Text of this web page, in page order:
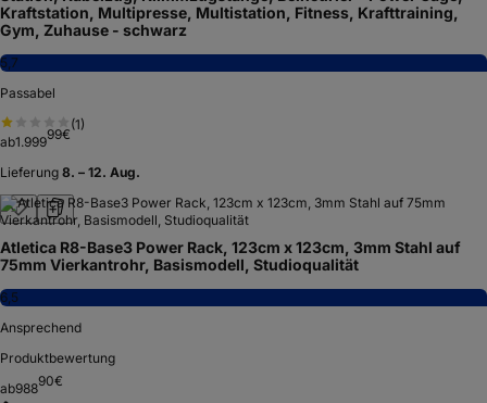
Kraftstation, Multipresse, Multistation, Fitness, Krafttraining,
Gym, Zuhause - schwarz
5,7
Passabel
(1)
ab1.99999€
Lieferung 8. – 12. Aug.
Atletica R8-Base3 Power Rack, 123cm x 123cm, 3mm Stahl auf
75mm Vierkantrohr, Basismodell, Studioqualität
6,5
Ansprechend
Produktbewertung
ab98890€